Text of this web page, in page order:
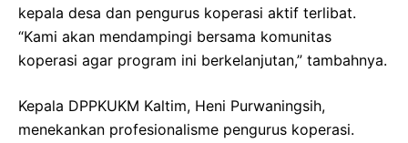
kepala desa dan pengurus koperasi aktif terlibat.
“Kami akan mendampingi bersama komunitas
koperasi agar program ini berkelanjutan,” tambahnya.
Kepala DPPKUKM Kaltim, Heni Purwaningsih,
menekankan profesionalisme pengurus koperasi.